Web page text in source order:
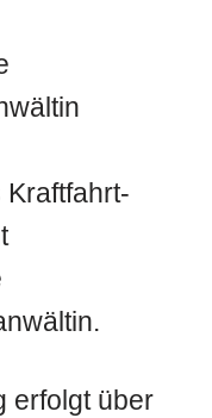
erfolgt über